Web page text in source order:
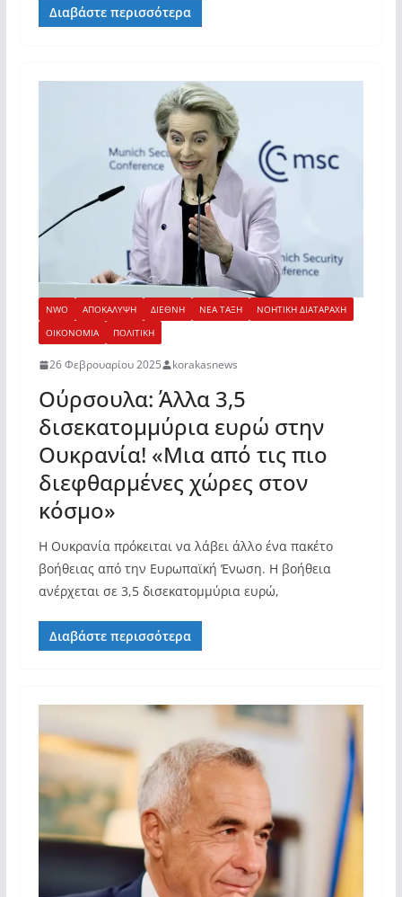
Διαβάστε περισσότερα
NWO ΑΠΟΚΑΛΥΨΗ ΔΙΕΘΝΗ ΝΕΑ ΤΑΞΗ
ΝΟΗΤΙΚΗ ΔΙΑΤΑΡΑΧΗ
ΟΙΚΟΝΟΜΙΑ
ΠΟΛΙΤΙΚΗ
26 Φεβρουαρίου 2025 korakasnews
Ούρσουλα: Άλλα 3,5
δισεκατομμύρια ευρώ στην
Ουκρανία! «Μια από τις πιο
διεφθαρμένες χώρες στον
κόσμο»
Η Ουκρανία πρόκειται να λάβει άλλο ένα πακέτο
βοήθειας από την Ευρωπαϊκή Ένωση. Η βοήθεια
ανέρχεται σε 3,5 δισεκατομμύρια ευρώ,
Διαβάστε περισσότερα